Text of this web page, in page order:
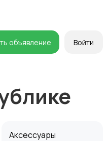
объявление Войти
Аксессуары